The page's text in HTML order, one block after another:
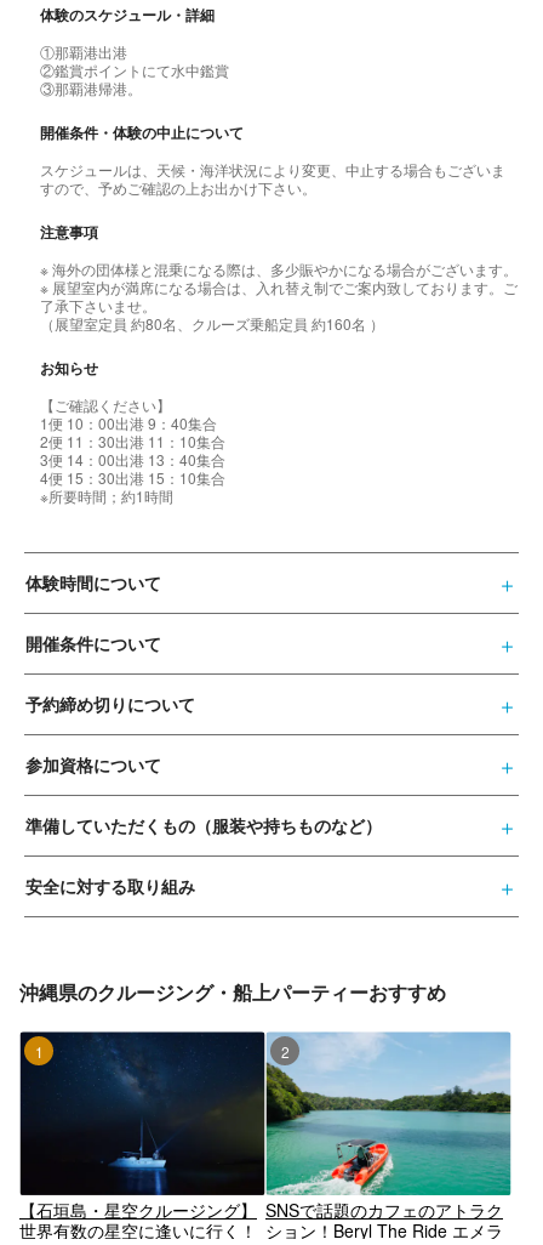
体験のスケジュール・詳細
①那覇港出港
②鑑賞ポイントにて水中鑑賞
③那覇港帰港。
開催条件・体験の中止について
スケジュールは、天候・海洋状況により変更、中止する場合もございま
すので、予めご確認の上お出かけ下さい。
注意事項
※ 海外の団体様と混乗になる際は、多少賑やかになる場合がございます。
※ 展望室内が満席になる場合は、入れ替え制でご案内致しております。ご
了承下さいませ。
（展望室定員 約80名、クルーズ乗船定員 約160名 ）
お知らせ
【ご確認ください】
1便 10：00出港 9：40集合
2便 11：30出港 11：10集合
3便 14：00出港 13：40集合
4便 15：30出港 15：10集合
※所要時間；約1時間
体験時間について
開催条件について
予約締め切りについて
参加資格について
準備していただくもの（服装や持ちものなど）
安全に対する取り組み
沖縄県のクルージング・船上パーティーおすすめ
1位
【石垣島・星空クルージング】
世界有数の星空に逢いに行く！
SNSで話題のカフェのアトラク
ション！Beryl The Ride エメラ